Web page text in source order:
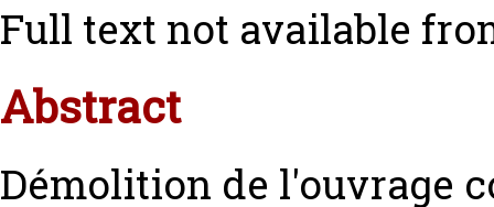
Full text not available
Abstract
Démolition de l'ouvrage